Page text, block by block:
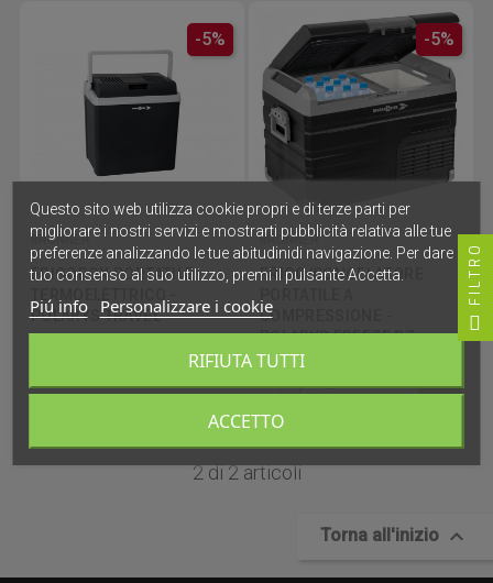
BRUNNER
FRIGOBOX PORTATILE
POLARYS TRAVEL
-5%
BRUNNER
FRIGO/CONGELATORE
COMPRESSIONE -
POLARYS FREEZE DZ
521,55 €
Disponibile
-5%
2 di 2 articoli
Torna all'inizio 
Questo sito web utilizza cookie propri e di terze parti per
migliorare i nostri servizi e mostrarti pubblicità relativa alle tue
preferenze analizzando le tue abitudinidi navigazione. Per dare il
tuo consenso al suo utilizzo, premi il pulsante Accetta.
Piú info Personalizzare i cookie
RIFIUTA TUTTI
ACCETTO
FILTRO